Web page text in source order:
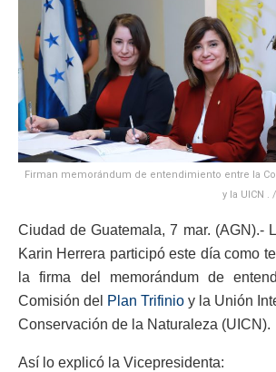
Firman memorándum de entendimiento entre la
y la UICN
Ciudad de Guatemala, 7 mar. (AGN).-
Karin Herrera participó este día como
la firma del memorándum de
Comisión del Plan Trifinio y la Unión
Conservación de la Naturaleza (UICN).
Así lo explicó la Vicepresidenta: